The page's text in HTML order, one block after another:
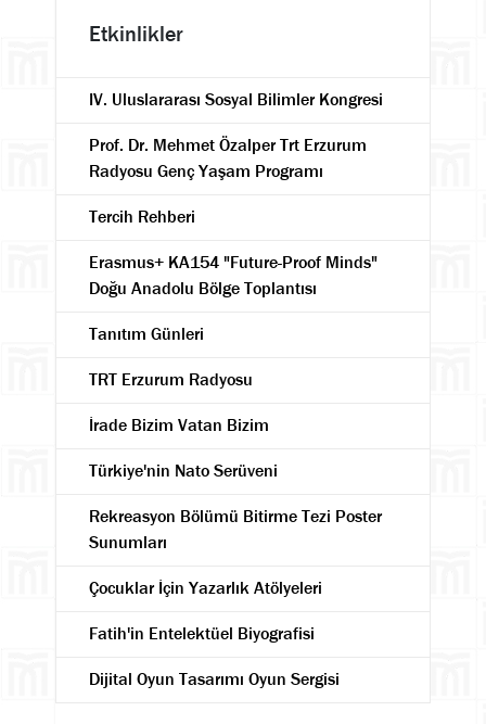
Etkinlikler
IV. Uluslararası Sosyal Bilimler Kongresi
Prof. Dr. Mehmet Özalper Trt Erzurum
Radyosu Genç Yaşam Programı
Tercih Rehberi
Erasmus+ KA154 "Future-Proof Minds"
Doğu Anadolu Bölge Toplantısı
Tanıtım Günleri
TRT Erzurum Radyosu
İrade Bizim Vatan Bizim
Türkiye'nin Nato Serüveni
Rekreasyon Bölümü Bitirme Tezi Poster
Sunumları
Çocuklar İçin Yazarlık Atölyeleri
Fatih'in Entelektüel Biyografisi
Dijital Oyun Tasarımı Oyun Sergisi